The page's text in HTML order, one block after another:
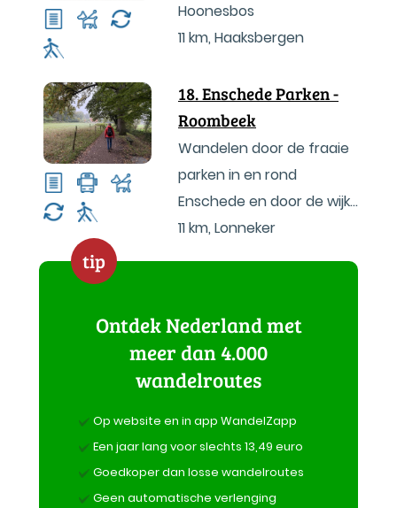
Hoonesbos
11 km, Haaksbergen
18. Enschede Parken -
Roombeek
Wandelen door de fraaie
parken in en rond
Enschede en door de wijk
Roombeek
11 km, Lonneker
tip
Ontdek Nederland met
meer dan 4.000
wandelroutes
Op website en in app WandelZapp
Een jaar lang voor slechts 13,49 euro
Goedkoper dan losse wandelroutes
Geen automatische verlenging